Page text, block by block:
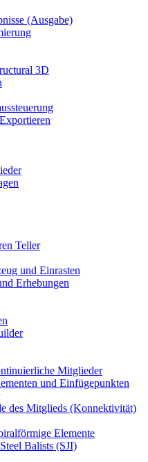
(Ausgabe)
3D
Teller
und Einrasten
Erhebungen
Mitglieder
und Einfügepunkten
des Mitglieds (Konnektivität)
Elemente
Balists (SJI)